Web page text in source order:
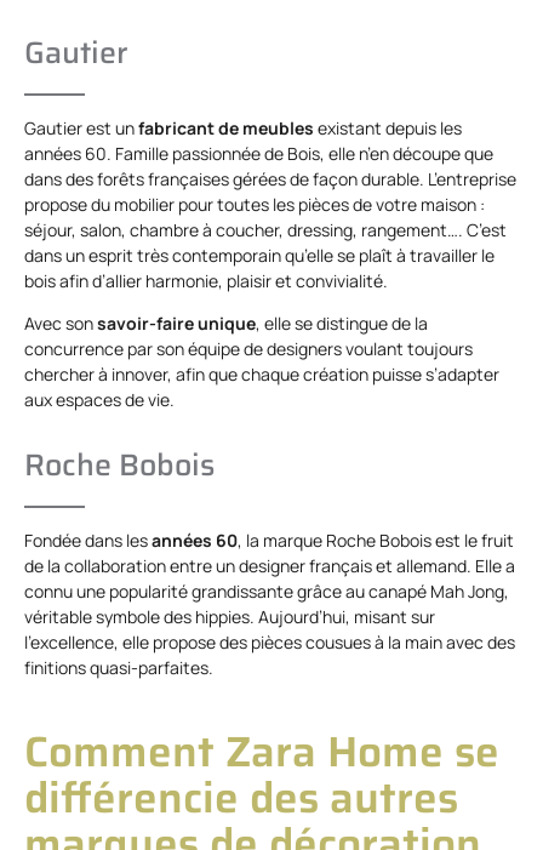
Gautier
Gautier est unfabricant de meubles existant depuis les
années 60. Famille passionnée de Bois, elle n’en découpe que
dans des forêts françaises gérées de façon durable. L’entreprise
propose du mobilier pour toutes les pièces de votre maison :
séjour, salon, chambre à coucher, dressing, rangement…. C’est
dans un esprit très contemporain qu’elle se plaît à travailler le
bois afin d’allier harmonie, plaisir et convivialité.
Avec sonsavoir-faire unique, elle se distingue de la
concurrence par son équipe de designers voulant toujours
chercher à innover, afin que chaque création puisse s’adapter
aux espaces de vie.
Roche Bobois
Fondée dans lesannées 60, la marque Roche Bobois est le fruit
de la collaboration entre un designer français et allemand. Elle a
connu une popularité grandissante grâce au canapé Mah Jong,
véritable symbole des hippies. Aujourd’hui, misant sur
l’excellence, elle propose des pièces cousues à la main avec des
finitions quasi-parfaites.
Comment Zara Home se
différencie des autres